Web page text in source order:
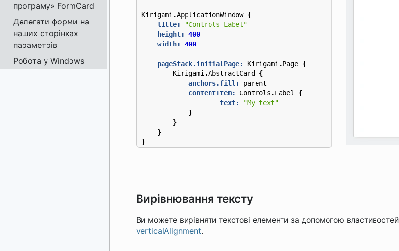
програму» FormCard
Делегати форми на
наших сторінках
параметрів
Робота у Windows
Kirigami .ApplicationWindow {
title:
"Controls Label"
height:
400
width:
400
pageStack.initialPage: Kirigami .Page {
Kirigami .AbstractCard
{
anchors.fill:
parent
contentItem:
Controls .Label
{
text:
"My text"
}
}
}
}
Вирівнювання тексту
Ви можете вирівняти текстові елементи за допомогою властивостей
verticalAlignment.